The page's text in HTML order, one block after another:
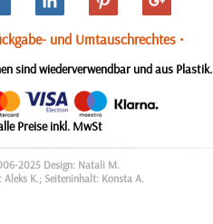
und Umtauschrechtes •
sind wiederverwendbar und aus Plastik.
Preise inkl. MwSt
2025 Design: Natali M.
Aleks K.; Seiteninhalt: Konsta A.